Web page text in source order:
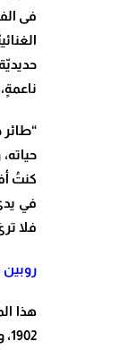
فى
كنتُ
في
فلا
روبين
هذا